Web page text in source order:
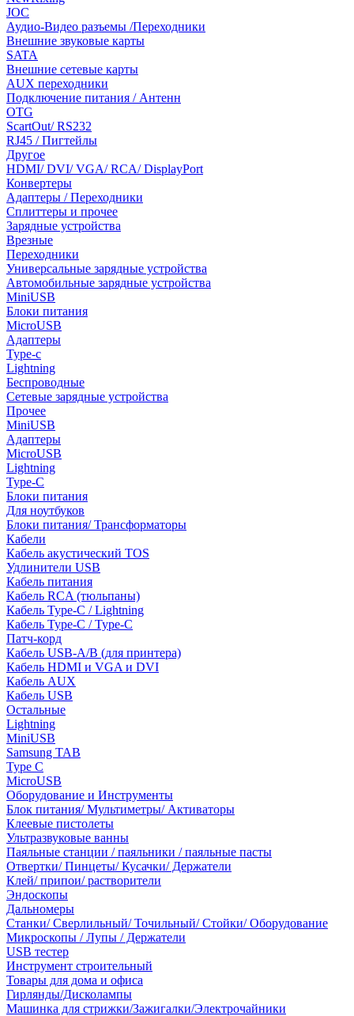
JOC
Аудио-Видео разъемы /Переходники
Внешние звуковые карты
SATA
Внешние сетевые карты
AUX переходники
Подключение питания / Антенн
OTG
ScartOut/ RS232
RJ45 / Пигтейлы
Другое
HDMI/ DVI/ VGA/ RCA/ DisplayPort
Конвертеры
Адаптеры / Переходники
Сплиттеры и прочее
Зарядные устройства
Врезные
Переходники
Универсальные зарядные устройства
Автомобильные зарядные устройства
MiniUSB
Блоки питания
MicroUSB
Адаптеры
Type-c
Lightning
Беспроводные
Сетевые зарядные устройства
Прочее
MiniUSB
Адаптеры
MicroUSB
Lightning
Type-C
Блоки питания
Для ноутбуков
Блоки питания/ Трансформаторы
Кабели
Кабель акустический TOS
Удлинители USB
Кабель питания
Кабель RCA (тюльпаны)
Кабель Type-C / Lightning
Кабель Type-C / Type-C
Патч-корд
Кабель USB-A/B (для принтера)
Кабель HDMI и VGA и DVI
Кабель AUX
Кабель USB
Остальные
Lightning
MiniUSB
Samsung TAB
Type C
MicroUSB
Оборудование и Инструменты
Блок питания/ Мультиметры/ Активаторы
Клеевые пистолеты
Ультразвуковые ванны
Паяльные станции / паяльники / паяльные пасты
Отвертки/ Пинцеты/ Кусачки/ Держатели
Клей/ припои/ растворители
Эндоскопы
Дальномеры
Станки/ Сверлильный/ Точильный/ Стойки/ Оборудование
Микроскопы / Лупы / Держатели
USB тестер
Инструмент строительный
Товары для дома и офиса
Гирлянды/Дисколампы
Машинка для стрижки/Зажигалки/Электрочайники